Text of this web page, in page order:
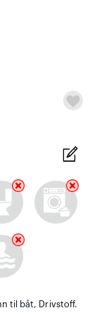
til båt, Drivstoff.